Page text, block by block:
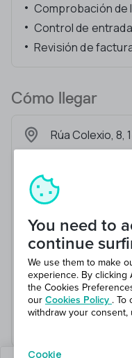
Comprobación de
Control de
Revisión de
Cómo llegar
Rúa Colexio, 8,
You need to
continue
We use them to make
experience. By clicking
the Cookies
our Cookies Policy . To
withdraw your
Cookie